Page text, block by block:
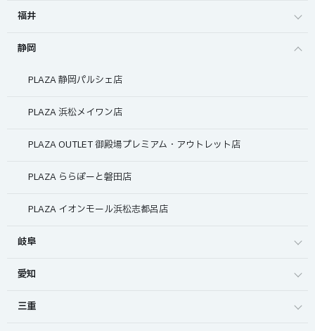
福井
静岡
PLAZA 静岡パルシェ店
PLAZA 浜松メイワン店
PLAZA OUTLET 御殿場プレミアム・アウトレット店
PLAZA ららぽーと磐田店
PLAZA イオンモール浜松志都呂店
岐阜
愛知
三重